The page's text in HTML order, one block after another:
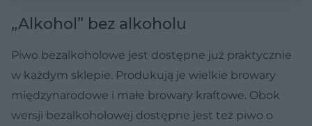
„Alkohol” bez alkoholu
Piwo bezalkoholowe jest dostępne już praktycznie
w każdym sklepie. Produkują je wielkie browary
międzynarodowe i małe browary kraftowe. Obok
wersji bezalkoholowej dostępne jest też piwo o